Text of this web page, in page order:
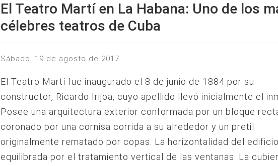
El Teatro Martí en La Habana: Uno de los
célebres teatros de Cuba
sábado, 19 de agosto de 2017
El Teatro Martí fue inaugurado el 8 de junio de 1884 por su
constructor, Ricardo Irijoa, cuyo apellido llevó inicialmente el
Posee una arquitectura exterior conformada por un bloque
coronado por una cornisa corrida a su alrededor y un pretil
originalmente rematado por copas. La horizontalidad del
equilibrada por el tratamiento vertical de las ventanas. La